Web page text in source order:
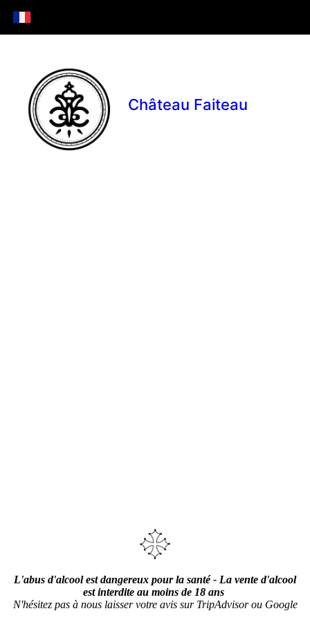
Château Faiteau
L'abus d'alcool est dangereux pour la santé - La vente d'alcool
est interdite au moins de 18 ans
N'hésitez pas à nous laisser votre avis sur TripAdvisor ou Google